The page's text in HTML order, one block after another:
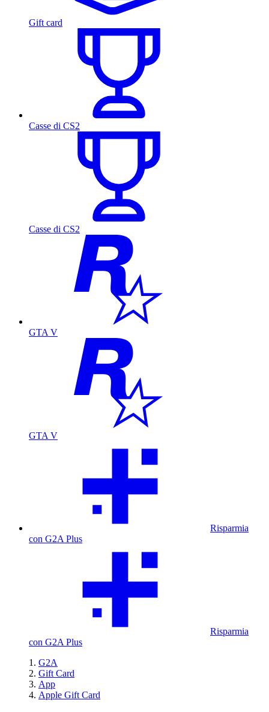
Gift card
Casse di CS2
Casse di CS2
GTA V
GTA V
Risparmia
con G2A Plus
Risparmia
con G2A Plus
G2A
Gift Card
App
Apple Gift Card